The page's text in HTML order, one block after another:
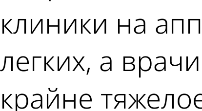
клиники на
легких, а
крайне